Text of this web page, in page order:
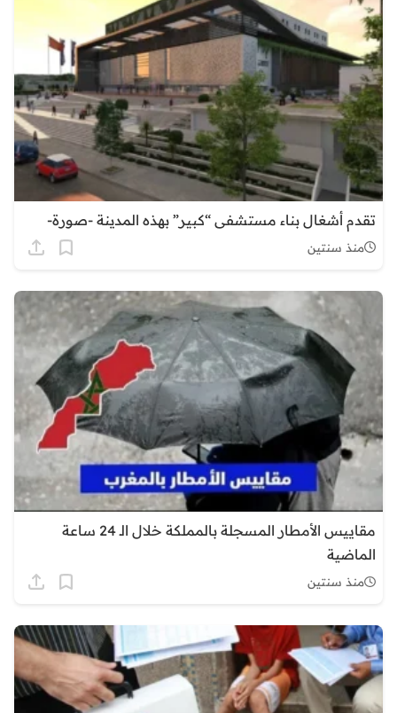
تقدم أشغال بناء مستشفى “كبير” بهذه المدينة -صورة-
منذ سنتين
مقاييس الأمطار المسجلة بالمملكة خلال الـ 24 ساعة
الماضية
منذ سنتين